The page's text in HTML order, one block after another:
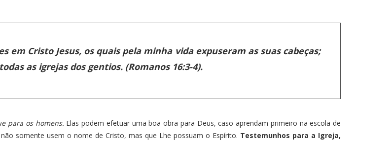
em Cristo Jesus, os quais pela minha vida expuseram as suas cabeças;
as igrejas dos gentios. (Romanos 16:3-4).
para os homens. Elas podem efetuar uma boa obra para Deus, caso aprendam primeiro na escola de
somente usem o nome de Cristo, mas que Lhe possuam o Espírito. Testemunhos para a Igreja,